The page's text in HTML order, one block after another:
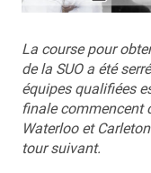
La course pour
de la SUO a été
équipes qualifiées
finale commencent
Waterloo et
tour suivant.